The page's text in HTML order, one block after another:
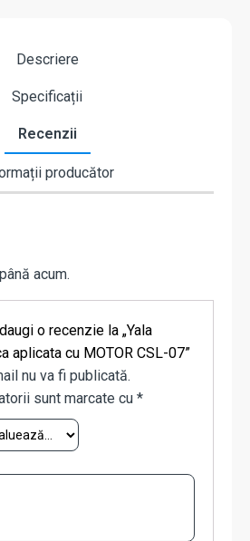
Descriere
Specificații
Recenzii
producător
acum.
o recenzie la „Yala
aplicata cu MOTOR CSL-07”
nu va fi publicată.
sunt marcate cu *